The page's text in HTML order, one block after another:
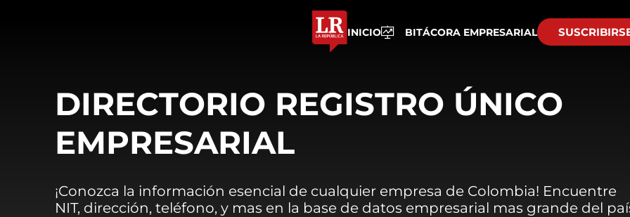
INICIO BITÁCORA EMPRESARIAL
DIRECTORIO REGISTRO ÚNICO
EMPRESARIAL
¡Conozca la información esencial de cualquier empresa de Colombia! Encuentre
NIT, dirección, teléfono, y mas en la base de datos empresarial mas grande del